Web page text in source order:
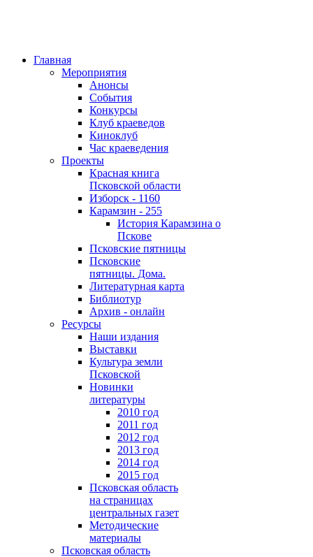
Главная
Мероприятия
Анонсы
События
Конкурсы
Клуб краеведов
Киноклуб
Час краеведения
Проекты
Красная книга
Псковской области
Изборск - 1160
Карамзин - 255
История Карамзина о
Пскове
Псковские пятницы
Псковские
пятницы. Дома.
Литературная карта
Библиотур
Архив - онлайн
Ресурсы
Наши издания
Выставки
Культура земли
Псковской
Новинки
литературы
2010 год
2011 год
2012 год
2013 год
2014 год
2015 год
Псковская область
на страницах
центральных газет
Методические
материалы
Псковская область